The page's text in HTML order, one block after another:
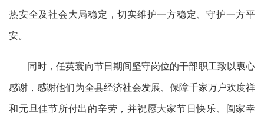
热安全及社会大局稳定，切实维护一方稳定、守护一方平
安。
同时，任英寰向节日期间坚守岗位的干部职工致以衷心
感谢，感谢他们为全县经济社会发展、保障千家万户欢度祥
和元旦佳节所付出的辛劳，并祝愿大家节日快乐、阖家幸